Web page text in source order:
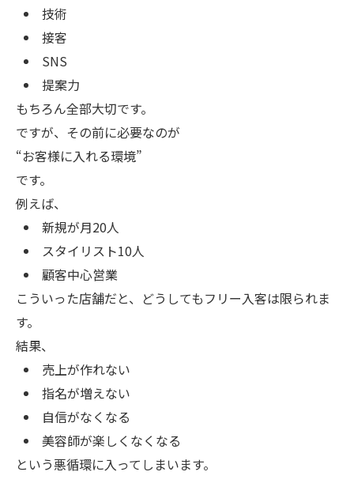
技術
接客
SNS
提案力
もちろん全部大切です。
ですが、その前に必要なのが
“お客様に入れる環境”
です。
例えば、
新規が月20人
スタイリスト10人
顧客中心営業
こういった店舗だと、どうしてもフリー入客は限られま
す。
結果、
売上が作れない
指名が増えない
自信がなくなる
美容師が楽しくなくなる
という悪循環に入ってしまいます。